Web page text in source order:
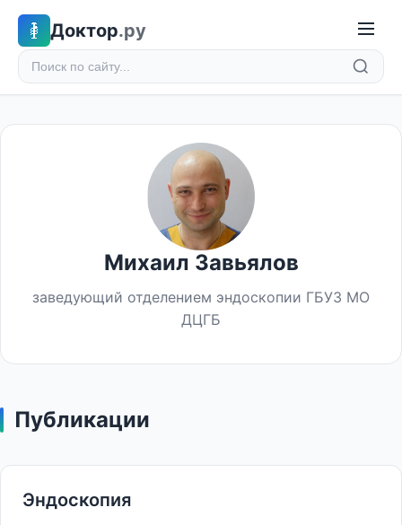
Доктор.ру
Михаил Завьялов
заведующий отделением эндоскопии ГБУЗ МО
ДЦГБ
Публикации
Эндоскопия